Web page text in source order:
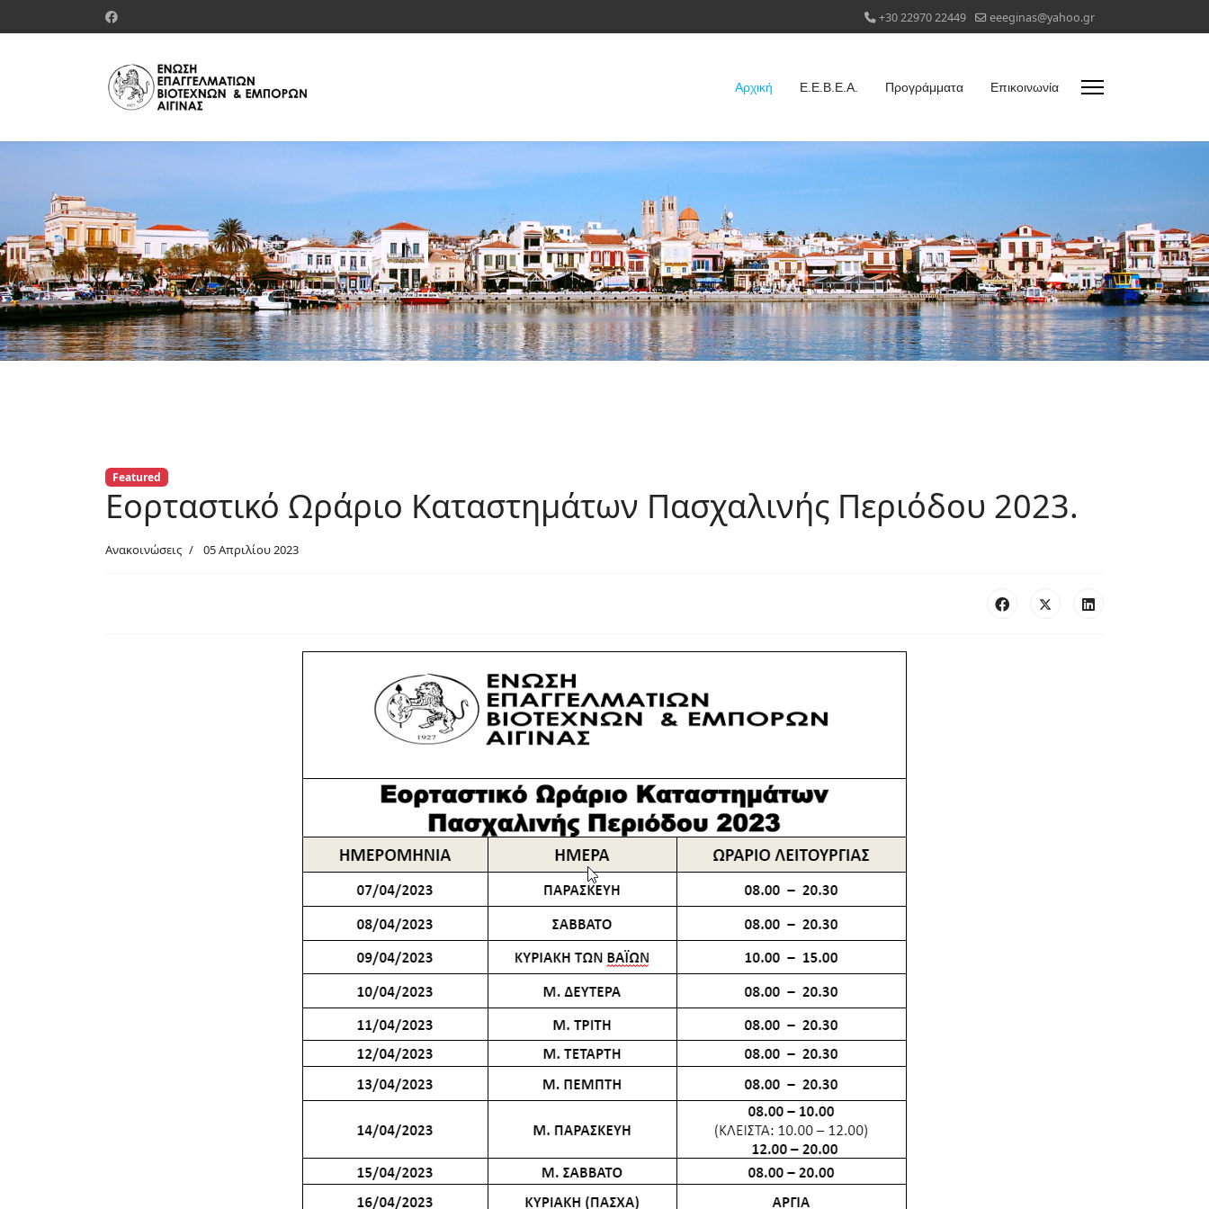
+30 22970 22449 eeeginas@yahoo.gr
Αρχική Ε.Ε.Β.Ε.Α. Προγράμματα Επικοινωνία
Featured
Εορταστικό Ωράριο Καταστημάτων Πασχαλινής Περιόδου 2023.
Ανακοινώσεις 05 Απριλίου 2023